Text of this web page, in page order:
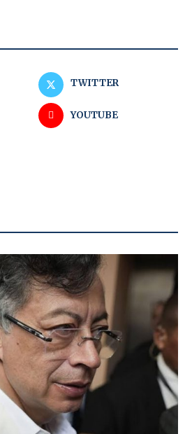
TWITTER
YOUTUBE